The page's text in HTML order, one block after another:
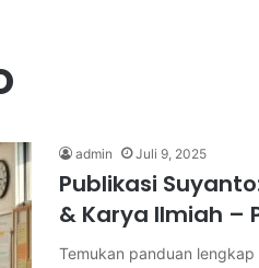
admin Juli 9, 2025
Publikasi
& Karya Ilmiah –
Temukan panduan